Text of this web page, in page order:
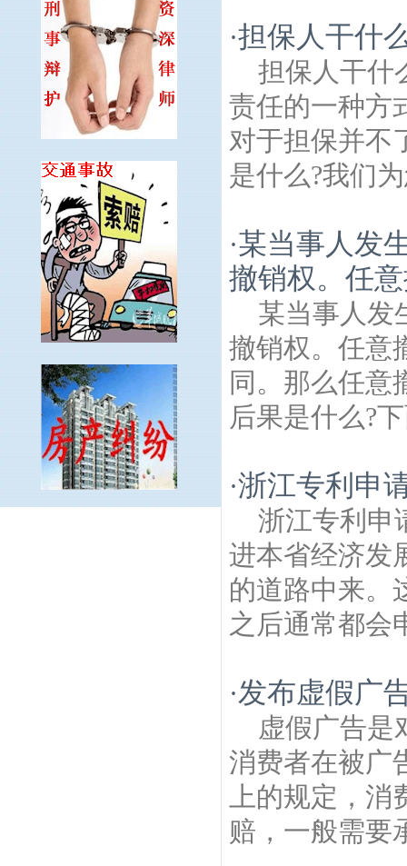
·担保人干什
担保人干什
责任的一种方
对于担保并不
是什么?我们
·某当事人发
撤销权。任
某当事人发
撤销权。任意
同。那么任意
后果是什么?
·浙江专利申
浙江专利申
进本省经济发
的道路中来。
之后通常都会
·发布虚假广
虚假广告是
消费者在被广
上的规定，
赔，一般需要